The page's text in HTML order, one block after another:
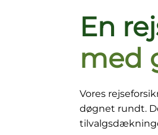
En
med
Vores
døgnet rundt.